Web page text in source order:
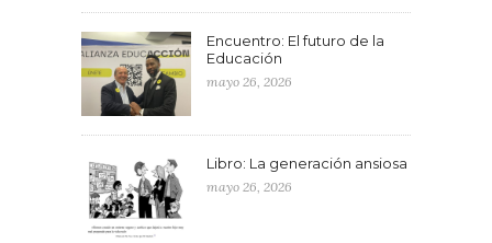
Encuentro: El futuro de la
Educación
mayo 26, 2026
Libro: La generación ansiosa
mayo 26, 2026